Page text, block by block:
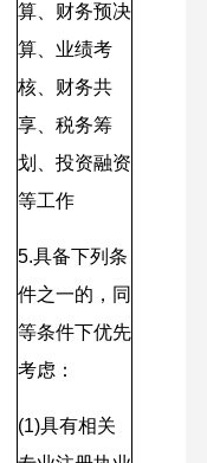
算、财务预决
算、业绩考
核、财务共
享、税务筹
划、投资融资
等工作
5.具备下列条
件之一的，同
等条件下优先
考虑：
(1)具有相关